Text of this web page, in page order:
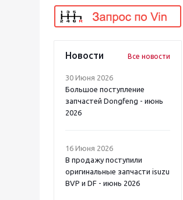
Новости Все новости
30 Июня 2026
Большое поступление
запчастей Dongfeng - июнь
2026
16 Июня 2026
В продажу поступили
оригинальные запчасти isuzu
BVP и DF - июнь 2026